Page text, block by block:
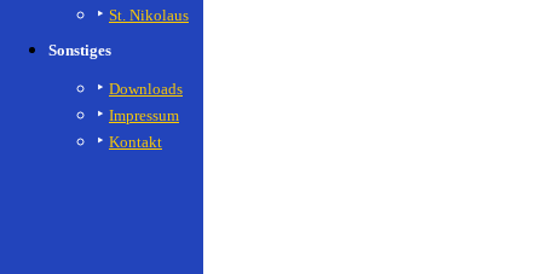
St. Nikolaus
Sonstiges
Downloads
Impressum
Kontakt